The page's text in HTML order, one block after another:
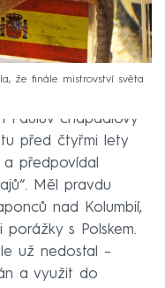
že finále mistrovství světa
Paulův chapadlový
před čtyřmi lety
a předpovídal
Měl pravdu
nad Kolumbií,
porážky s Polskem.
už nedostal –
a využit do